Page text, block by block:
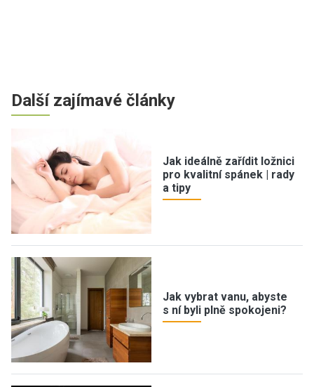
Další zajímavé články
Jak ideálně zařídit ložnici
pro kvalitní spánek | rady
a tipy
Jak vybrat vanu, abyste
s ní byli plně spokojeni?